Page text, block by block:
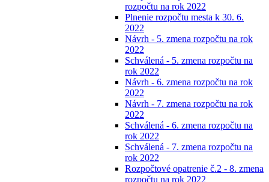
rozpočtu na rok 2022
Plnenie rozpočtu mesta k 30. 6.
2022
Návrh - 5. zmena rozpočtu na rok
2022
Schválená - 5. zmena rozpočtu na
rok 2022
Návrh - 6. zmena rozpočtu na rok
2022
Návrh - 7. zmena rozpočtu na rok
2022
Schválená - 6. zmena rozpočtu na
rok 2022
Schválená - 7. zmena rozpočtu na
rok 2022
Rozpočtové opatrenie č.2 - 8. zmena
rozpočtu na rok 2022